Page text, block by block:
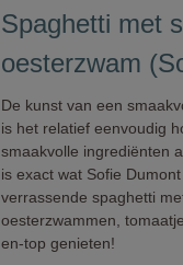
Spaghetti met
oesterzwam
De kunst van een
is het relatief eenvoudig
smaakvolle ingrediënten
is exact wat Sofie
verrassende spaghetti
oesterzwammen,
en-top genieten!